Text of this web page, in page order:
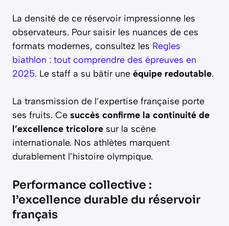
La densité de ce réservoir impressionne les
observateurs. Pour saisir les nuances de ces
formats modernes, consultez les Regles
biathlon : tout comprendre des épreuves en
2025. Le staff a su bâtir une équipe redoutable.
La transmission de l’expertise française porte
ses fruits. Ce succès confirme la continuité de
l’excellence tricolore sur la scène
internationale. Nos athlètes marquent
durablement l’histoire olympique.
Performance collective :
l’excellence durable du réservoir
français